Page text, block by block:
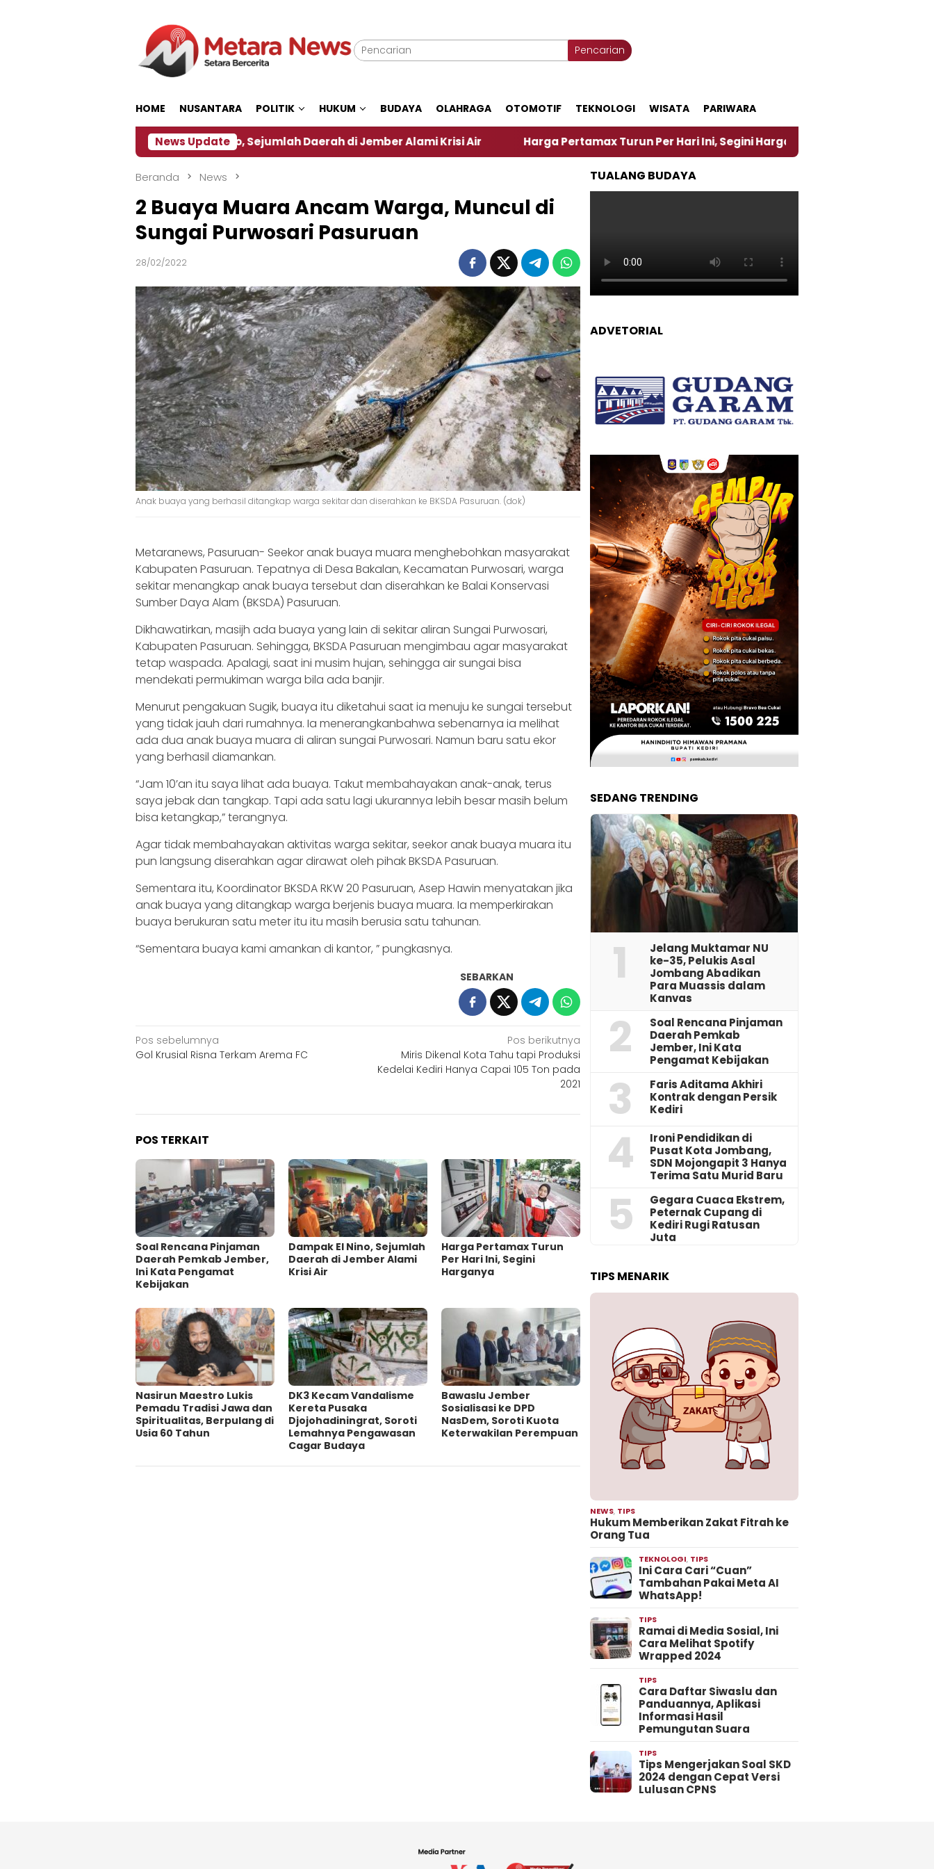
Pencarian
HOME NUSANTARA POLITIK HUKUM BUDAYA OLAHRAGA OTOMOTIF TEKNOLOGI WISATA PARIWARA
News Update
Dampak El Nino, Sejumlah Daerah di Jember Alami Krisi Air Harga Pertamax Turun Per Hari Ini, Segini Harganya ‎Nasirun Maestro Lukis
Beranda News
2 Buaya Muara Ancam Warga, Muncul di
Sungai Purwosari Pasuruan
28/02/2022
Anak buaya yang berhasil ditangkap warga sekitar dan diserahkan ke BKSDA Pasuruan. (dok)
Metaranews, Pasuruan- Seekor anak buaya muara menghebohkan masyarakat
Kabupaten Pasuruan. Tepatnya di Desa Bakalan, Kecamatan Purwosari, warga
sekitar menangkap anak buaya tersebut dan diserahkan ke Balai Konservasi
Sumber Daya Alam (BKSDA) Pasuruan.
Dikhawatirkan, masijh ada buaya yang lain di sekitar aliran Sungai Purwosari,
Kabupaten Pasuruan. Sehingga, BKSDA Pasuruan mengimbau agar masyarakat
tetap waspada. Apalagi, saat ini musim hujan, sehingga air sungai bisa
mendekati permukiman warga bila ada banjir.
Menurut pengakuan Sugik, buaya itu diketahui saat ia menuju ke sungai tersebut
yang tidak jauh dari rumahnya. Ia menerangkanbahwa sebenarnya ia melihat
ada dua anak buaya muara di aliran sungai Purwosari. Namun baru satu ekor
yang berhasil diamankan.
“Jam 10’an itu saya lihat ada buaya. Takut membahayakan anak-anak, terus
saya jebak dan tangkap. Tapi ada satu lagi ukurannya lebih besar masih belum
bisa ketangkap,” terangnya.
Agar tidak membahayakan aktivitas warga sekitar, seekor anak buaya muara itu
pun langsung diserahkan agar dirawat oleh pihak BKSDA Pasuruan.
Sementara itu, Koordinator BKSDA RKW 20 Pasuruan, Asep Hawin menyatakan jika
anak buaya yang ditangkap warga berjenis buaya muara. Ia memperkirakan
buaya berukuran satu meter itu itu masih berusia satu tahunan.
“Sementara buaya kami amankan di kantor, ” pungkasnya.
SEBARKAN
Navigasi
pos
Pos sebelumnya
Gol Krusial Risna Terkam Arema FC
Pos berikutnya
Miris Dikenal Kota Tahu tapi Produksi
Kedelai Kediri Hanya Capai 105 Ton pada
2021
POS TERKAIT
‎Soal Rencana Pinjaman
Daerah Pemkab Jember,
Ini Kata Pengamat
Kebijakan ‎
Dampak El Nino, Sejumlah
Daerah di Jember Alami
Krisi Air
Harga Pertamax Turun
Per Hari Ini, Segini
Harganya
‎Nasirun Maestro Lukis
Pemadu Tradisi Jawa dan
Spiritualitas, Berpulang di
Usia 60 Tahun
DK3 Kecam Vandalisme
Kereta Pusaka
Djojohadiningrat, Soroti
Lemahnya Pengawasan
Cagar Budaya
Bawaslu Jember
Sosialisasi ke DPD
NasDem, Soroti Kuota
Keterwakilan Perempuan
TUALANG BUDAYA
ADVETORIAL
SEDANG TRENDING
1
Jelang Muktamar NU
ke-35, Pelukis Asal
Jombang Abadikan
Para Muassis dalam
Kanvas
2
‎Soal Rencana Pinjaman
Daerah Pemkab
Jember, Ini Kata
Pengamat Kebijakan ‎
3
Faris Aditama Akhiri
Kontrak dengan Persik
Kediri
4
Ironi Pendidikan di
Pusat Kota Jombang,
SDN Mojongapit 3 Hanya
Terima Satu Murid Baru
5
‎Gegara Cuaca Ekstrem,
Peternak Cupang di
Kediri Rugi Ratusan
Juta
TIPS MENARIK
NEWS, TIPS
Hukum Memberikan Zakat Fitrah ke
Orang Tua
TEKNOLOGI, TIPS
Ini Cara Cari “Cuan”
Tambahan Pakai Meta AI
WhatsApp!
TIPS
Ramai di Media Sosial, Ini
Cara Melihat Spotify
Wrapped 2024
TIPS
Cara Daftar Siwaslu dan
Panduannya, Aplikasi
Informasi Hasil
Pemungutan Suara
TIPS
Tips Mengerjakan Soal SKD
2024 dengan Cepat Versi
Lulusan CPNS